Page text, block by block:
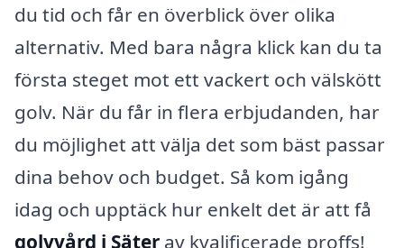
du tid och får en överblick över olika
alternativ. Med bara några klick kan du ta
första steget mot ett vackert och välskött
golv. När du får in flera erbjudanden, har
du möjlighet att välja det som bäst passar
dina behov och budget. Så kom igång
idag och upptäck hur enkelt det är att få
golvvård i Säter av kvalificerade proffs!